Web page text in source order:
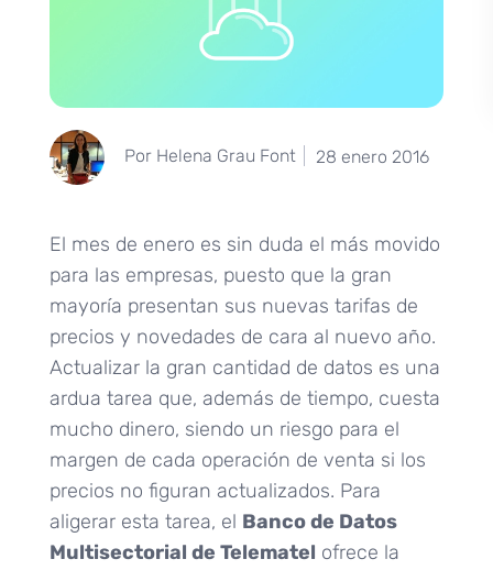
Por Helena Grau Font 28 enero 2016
El mes de enero es sin duda el más movido
para las empresas, puesto que la gran
mayoría presentan sus nuevas tarifas de
precios y novedades de cara al nuevo año.
Actualizar la gran cantidad de datos es una
ardua tarea que, además de tiempo, cuesta
mucho dinero, siendo un riesgo para el
margen de cada operación de venta si los
precios no figuran actualizados. Para
aligerar esta tarea, el Banco de Datos
Multisectorial de Telematel ofrece la